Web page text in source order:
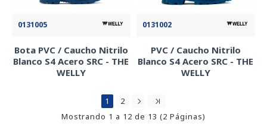
0131005
Bota PVC / Caucho Nitrilo
Blanco S4 Acero SRC - THE
WELLY
0131002
PVC / Caucho Nitrilo
Blanco S4 Acero SRC - THE
WELLY
1
2
Mostrando 1 a 12 de 13 (2 Páginas)